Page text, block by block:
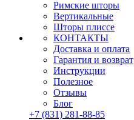
Римские шторы
Вертикальные
Шторы плиссе
КОНТАКТЫ
Доставка и оплата
Гарантия и возврат
Инструкции
Полезное
Отзывы
Блог
+7 (831) 281-88-85